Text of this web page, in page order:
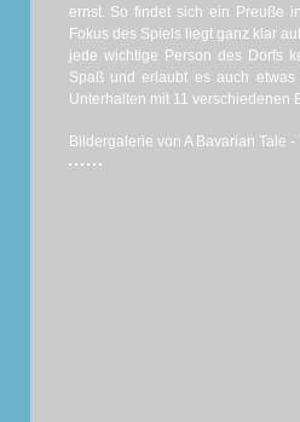
ernst. So findet sich ein Preuße
Fokus des Spiels liegt ganz klar
jede wichtige Person des Dorfs
Spaß und erlaubt es auch
Unterhalten mit 11 verschiedenen
Bildergalerie von A Bavarian Tale